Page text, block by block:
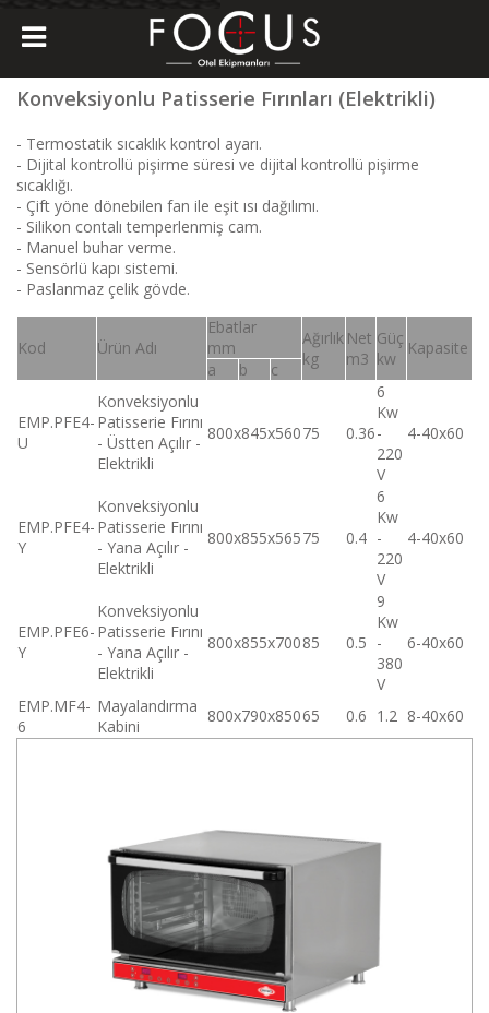
Konveksiyonlu Patisserie Fırınları (Elektrikli)
- Termostatik sıcaklık kontrol ayarı.
- Dijital kontrollü pişirme süresi ve dijital kontrollü pişirme
sıcaklığı.
- Çift yöne dönebilen fan ile eşit ısı dağılımı.
- Silikon contalı temperlenmiş cam.
- Manuel buhar verme.
- Sensörlü kapı sistemi.
- Paslanmaz çelik gövde.
Kod Ürün Adı
Ebatlar
mm
Ağırlık
kg
Net
m3
Güç
kw
Kapasite
a
b c
EMP.PFE4-
U
Konveksiyonlu
Patisserie Fırını
- Üstten Açılır -
Elektrikli
800x845x56075 0.36
6
Kw
-
220
V
4-40x60
EMP.PFE4-
Y
Konveksiyonlu
Patisserie Fırını
- Yana Açılır -
Elektrikli
800x855x56575 0.4
6
Kw
-
220
V
4-40x60
EMP.PFE6-
Y
Konveksiyonlu
Patisserie Fırını
- Yana Açılır -
Elektrikli
800x855x70085 0.5
9
Kw
-
380
V
6-40x60
EMP.MF4-
6
Mayalandırma
Kabini
800x790x85065 0.6 1.2 8-40x60